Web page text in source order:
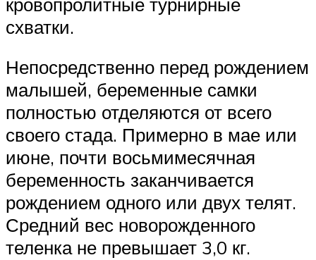
схватки.
Непосредственно перед рождением
малышей, беременные самки
полностью отделяются от всего
своего стада. Примерно в мае или
июне, почти восьмимесячная
беременность заканчивается
рождением одного или двух телят.
Средний вес новорожденного
теленка не превышает 3,0 кг.